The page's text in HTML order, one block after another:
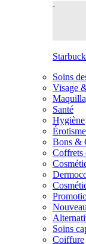
Soins
Visage
Santé
Hygiène
Érotisme
Bons &
Coffrets
Soins
Coiffure